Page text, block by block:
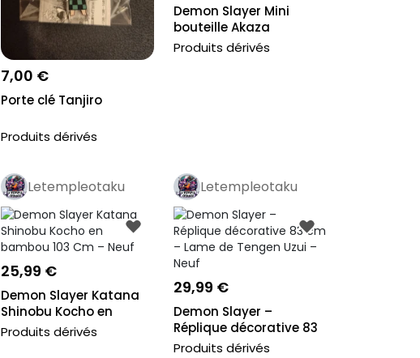
7,00 €
Porte clé Tanjiro
Produits dérivés
Demon Slayer Mini
bouteille Akaza
Produits dérivés
Letempleotaku
Pro
25,99 €
Demon Slayer Katana
Shinobu Kocho en
bambou 103 Cm...
Produits dérivés
Letempleotaku
Pro
29,99 €
Demon Slayer –
Réplique décorative 83
cm – Lame de...
Produits dérivés